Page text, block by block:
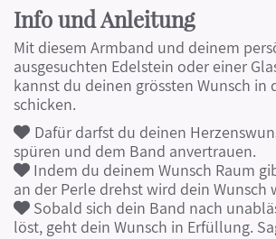
Info und Anleitung
Mit diesem Armband und deinem
ausgesuchten Edelstein oder einer
kannst du deinen grössten Wunsch in
schicken.
 Dafür darfst du deinen
spüren und dem Band anvertrauen.
 Indem du deinem Wunsch Raum
an der Perle drehst wird dein Wunsch
 Sobald sich dein Band nach
löst, geht dein Wunsch in Erfüllung.